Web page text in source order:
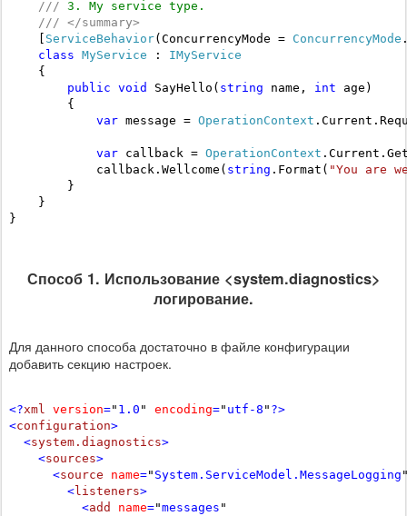
/// 3. My service type.
/// </summary>
ServiceBehavior(ConcurrencyMode = ConcurrencyMode
class MyService : IMyService
{
public void SayHello( string name, int age)
{
var message = OperationContext
var callback = OperationContext
callback.Wellcome( string .Format( "You are
}
}
}
Способ 1. Использование <system.diagnostics>
логирование.
Для данного способа достаточно в файле конфигурации
добавить секцию настроек.
<?xml version=" 1.0 " encoding=" utf-8 " ?>
<configuration>
<system.diagnostics>
<sources>
<source name=" System.ServiceModel.MessageLogging
<listeners>
<add name="messages